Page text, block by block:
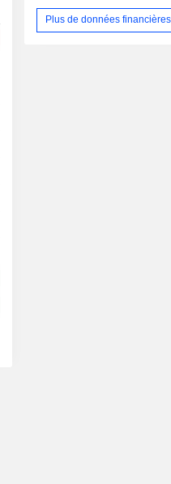
Capi.($)
Plus de données financières